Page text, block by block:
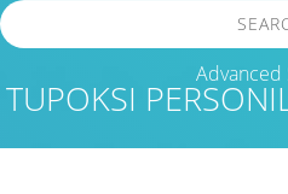
TUPOKSI
Advanced